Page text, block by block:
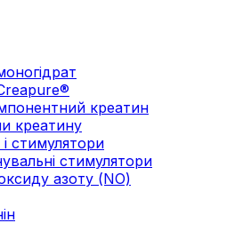
креатин
креатину
стимулятори
стимулятори
азоту (NO)